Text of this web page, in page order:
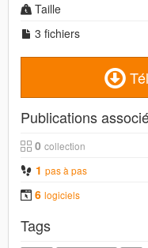
Taille
3 fichiers
Publications
0 collection
1 pas à pas
6 logiciels
Tags